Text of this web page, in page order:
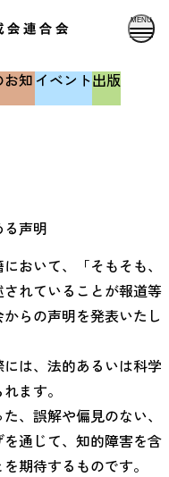
MENU
知イベント出版
声明
おいて、「そもそも、
れていることが報道等
らの声明を発表いたし
は、法的あるいは科学
ます。
、誤解や偏見のない、
通じて、知的障害を含
期待するものです。